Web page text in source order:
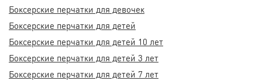
Боксерские перчатки для девочек
Боксерские перчатки для детей
Боксерские перчатки для детей 10 лет
Боксерские перчатки для детей 3 лет
Боксерские перчатки для детей 7 лет